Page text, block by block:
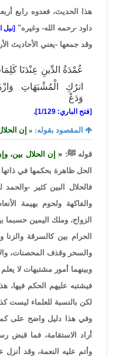
هذا الحديث، فعدوه رابع
داود -رحمه الله- وغيره" [نيل
وقد جمعها -يعني الأحاديث
عُمْدَةُ الدِّينِ عِنْدَنَا
اترُكِ الْمُشْبَهَاتِ
وَدَعْ
[فتح الباري: 1/129].
المقصود بقوله: إن
قوله ﷺ: إن الحلال بين،
الحل ظاهرة بحكمها في ذاتها
فالحلال البين كثير -
والفاكهة ولحوم بهيمة
الزواج، وملك اليمين حسبما
الحرام بين كالسرقة والزنا
والسحر وقذف المحصنات،
وبينهما أمور مشتبهات لا
فيشتبه عليهم الحكم فيها،
لكن بالنسبة للعلماء ليست
وفي هذا دليل واضح على
أراد الاستقامة، فما قبض
وأتم عليه النعمة، وقد أنزل